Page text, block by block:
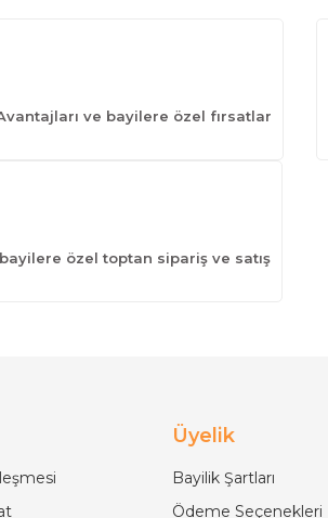
ve bayilere özel fırsatlar
özel toptan sipariş ve satış
Üyelik
Bayilik Şartları
Ödeme Seçenekleri